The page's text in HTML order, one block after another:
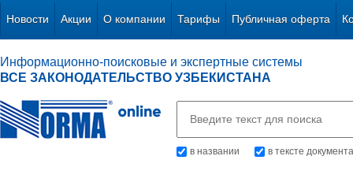
Новости Акции О компании Тарифы Публичная оферта
Информационно-поисковые и экспертные системы
ВСЕ ЗАКОНОДАТЕЛЬСТВО УЗБЕКИСТАНА
в названии в тексте документа